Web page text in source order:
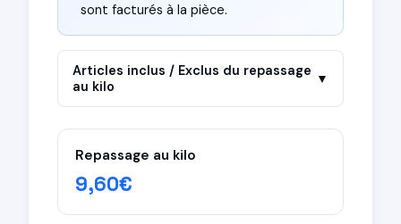
sont facturés à la pièce.
Articles inclus / Exclus du repassage
au kilo
▼
✓ Inclus dans le repassage au kilo
T-shirts
Pantalons casual (pas de costume)
Draps
Repassage au kilo
9,60€